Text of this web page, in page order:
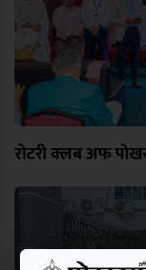
रोटरी क्लब अफ